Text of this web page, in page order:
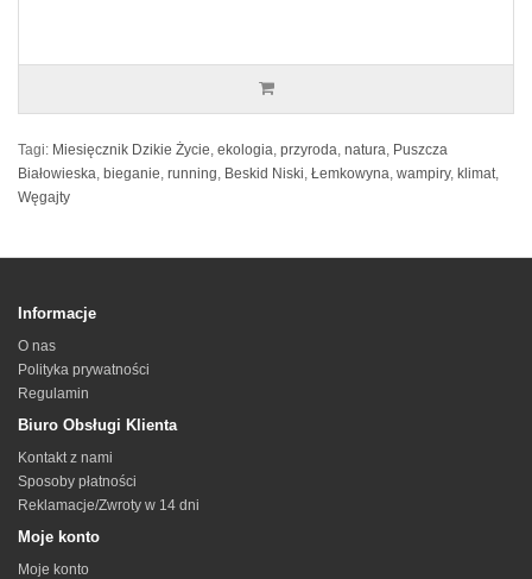
Tagi: Miesięcznik Dzikie Życie, ekologia, przyroda, natura, Puszcza
Białowieska, bieganie, running, Beskid Niski, Łemkowyna, wampiry, klimat,
Węgajty
Informacje
O nas
Polityka prywatności
Regulamin
Biuro Obsługi Klienta
Kontakt z nami
Sposoby płatności
Reklamacje/Zwroty w 14 dni
Moje konto
Moje konto